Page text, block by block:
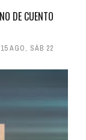
DE CUENTO
AGO, SÁB 22